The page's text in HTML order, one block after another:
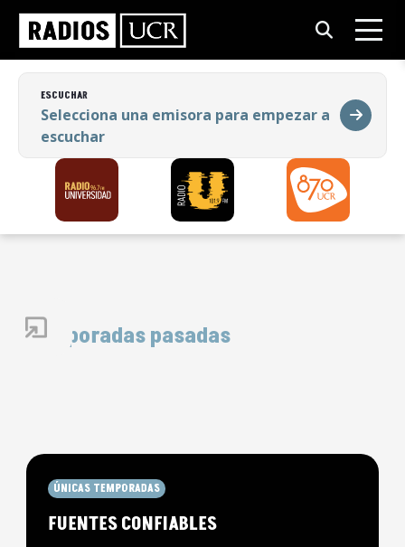
ESCUCHAR
Selecciona una emisora para empezar a
escuchar
ESCUCHAR
Selecciona una emisora para empezar a
escuchar
Temporadas pasadas
ÚNICAS TEMPORADAS
FUENTES CONFIABLES